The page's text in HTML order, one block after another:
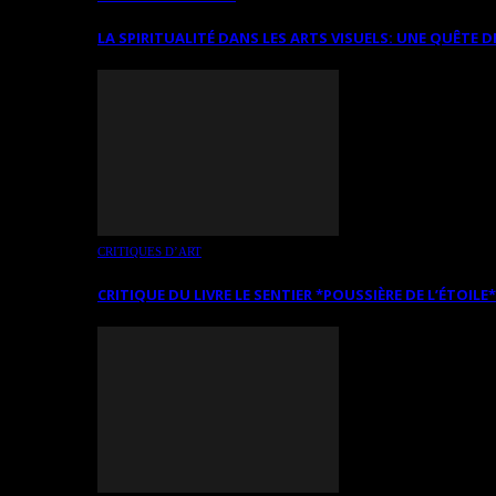
LA SPIRITUALITÉ DANS LES ARTS VISUELS: UNE QUÊTE
CRITIQUES D’ART
CRITIQUE DU LIVRE LE SENTIER *POUSSIÈRE DE L’ÉTOILE*